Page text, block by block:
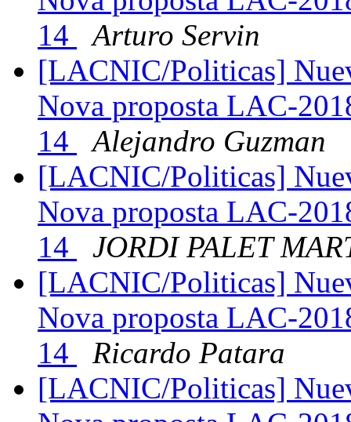
14
Arturo Servin
[LACNIC/Politicas]
Nova proposta LAC-
14
Alejandro Guzman
[LACNIC/Politicas]
Nova proposta LAC-
14
JORDI PALET
[LACNIC/Politicas]
Nova proposta LAC-
14
Ricardo Patara
[LACNIC/Politicas]